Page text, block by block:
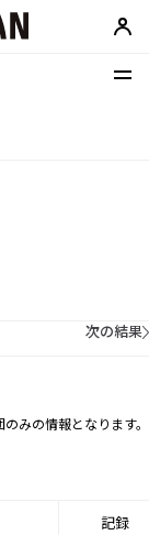
次の結果
みの情報となります。
記録